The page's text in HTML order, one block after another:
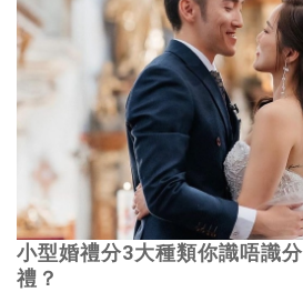
小型婚禮分3大種類你識唔識
禮？